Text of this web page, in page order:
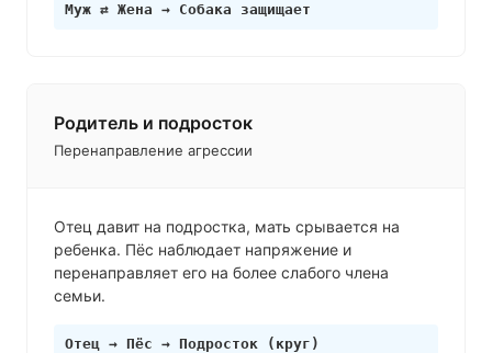
Муж ⇄ Жена → Собака защищает
Родитель и подросток
Перенаправление агрессии
Отец давит на подростка, мать срывается на
ребенка. Пёс наблюдает напряжение и
перенаправляет его на более слабого члена
семьи.
Отец → Пёс → Подросток (круг)